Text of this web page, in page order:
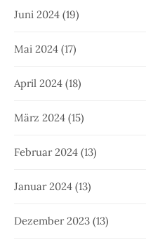
Juni 2024 (19)
Mai 2024 (17)
April 2024 (18)
März 2024 (15)
Februar 2024 (13)
Januar 2024 (13)
Dezember 2023 (13)